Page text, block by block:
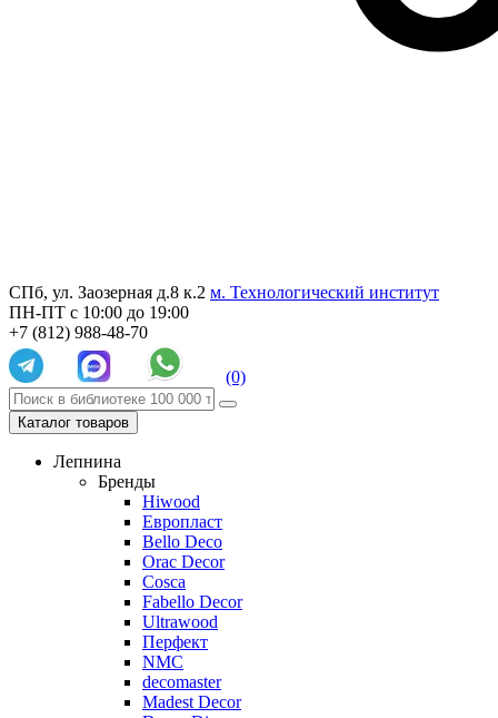
СПб, ул. Заозерная д.8 к.2 м. Технологический институт
ПН-ПТ с 10:00 до 19:00
+7 (812) 988-48-70
(0)
Каталог товаров
Лепнина
Бренды
Hiwood
Европласт
Bello Deco
Orac Decor
Cosca
Fabello Decor
Ultrawood
Перфект
NMC
decomaster
Madest Decor